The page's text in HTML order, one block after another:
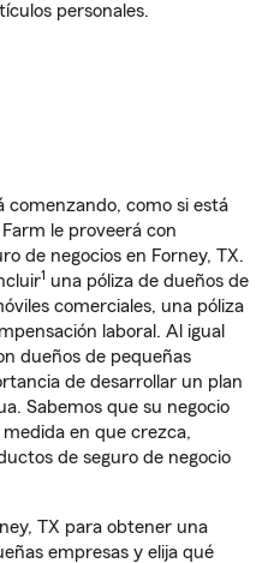
personales.
comenzando, como si está
le proveerá con
de negocios en Forney, TX.
1 una póliza de dueños de
comerciales, una póliza
laboral. Al igual
dueños de pequeñas
de desarrollar un plan
Sabemos que su negocio
en que crezca,
de seguro de negocio
TX para obtener una
empresas y elija qué